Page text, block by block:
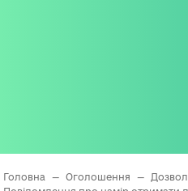
Головна — Оголошення —